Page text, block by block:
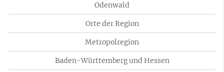
Odenwald
Orte der Region
Metropolregion
Baden-Württemberg und Hessen